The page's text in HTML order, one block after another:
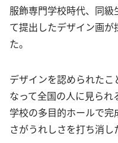
服飾専門学校時代、同
て提出したデザイン画
た。
デザインを認められた
なって全国の人に見られ
学校の多目的ホールで
さがうれしさを打ち消し